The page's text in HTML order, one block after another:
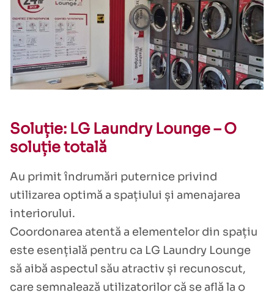
Soluție: LG Laundry Lounge – O
soluție totală
Au primit îndrumări puternice privind
utilizarea optimă a spațiului și amenajarea
interiorului.
Coordonarea atentă a elementelor din spațiu
este esențială pentru ca LG Laundry Lounge
să aibă aspectul său atractiv și recunoscut,
care semnalează utilizatorilor că se află la o